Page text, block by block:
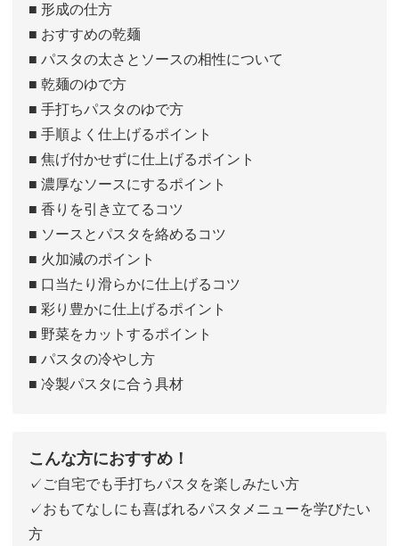
■ 形成の仕方
■ おすすめの乾麺
■ パスタの太さとソースの相性について
■ 乾麺のゆで方
■ 手打ちパスタのゆで方
■ 手順よく仕上げるポイント
■ 焦げ付かせずに仕上げるポイント
■ 濃厚なソースにするポイント
■ 香りを引き立てるコツ
■ ソースとパスタを絡めるコツ
■ 火加減のポイント
■ 口当たり滑らかに仕上げるコツ
■ 彩り豊かに仕上げるポイント
■ 野菜をカットするポイント
■ パスタの冷やし方
■ 冷製パスタに合う具材
こんな方におすすめ！
✓ご自宅でも手打ちパスタを楽しみたい方
✓おもてなしにも喜ばれるパスタメニューを学びたい
方